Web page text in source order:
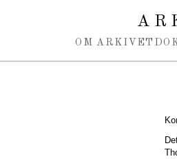
OM ARKIVET